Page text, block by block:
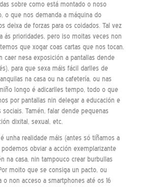
sobre como está montado o noso
o que nos demanda a máquina do
deixa de forzas para os coidados. Tal vez
ás prioridades, pero iso moitas veces non
que xogar coas cartas que nos tocan.
caer nesa exposición a pantallas dende
para que sexa máis fácil darlles de
na casa ou na cafetería, ou nas
longo é adicarlles tempo, todo o que
por pantallas nin delegar a educación e
Tamén, falar dende pequenas
dixital, sexual, etc.
unha realidade máis (antes só tiñamos a
obviar a acción exemplarizante
na casa, nin tampouco crear burbullas
moito que se consiga un pacto, ou
o non acceso a smartphones até os 16